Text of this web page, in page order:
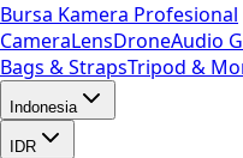
Bursa Kamera Profesional
CameraLensDroneAudio
Bags & StrapsTripod &
Indonesia
IDR